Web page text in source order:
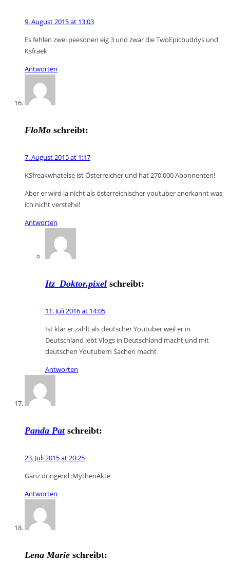
9. August 2015 at 13:03
Es fehlen zwei peesonen eig 3 und zwar die TwoEpicbuddys und
Ksfraek
Antworten
FloMo schreibt:
7. August 2015 at 1:17
KSfreakwhatelse ist Österreicher und hat 270.000 Abonnenten!
Aber er wird ja nicht als österreichischer youtuber anerkannt was
ich nicht verstehe!
Antworten
Itz_Doktor.pixel schreibt:
11. Juli 2016 at 14:05
Ist klar er zählt als deutscher Youtuber weil er in
Deutschland lebt Vlogs in Deutschland macht und mit
deutschen Youtubern Sachen macht
Antworten
Panda Pat schreibt:
23. Juli 2015 at 20:25
Ganz dringend :MythenAkte
Antworten
Lena Marie schreibt: